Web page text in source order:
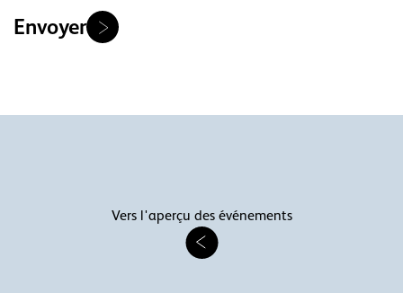
Envoyer
Vers l'aperçu des événements